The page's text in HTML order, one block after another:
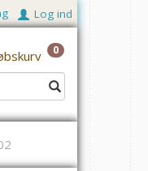
Log ind
0